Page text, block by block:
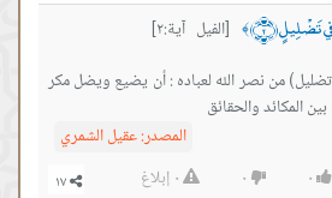
تَضْلِيلٍ ﴿٢﴾ ﴾
[الفيل آية:٢]
من نصر الله لعباده : أن يضيع ويضل مكر
المكائد والحقائق
المصدر:عقيل الشمري
٠ ٠ ٠ إبلاغ